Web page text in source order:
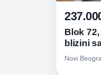
Blok
blizini
Novi